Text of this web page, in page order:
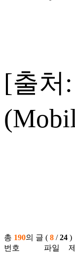
[출처
총 190의 글 ( 8 /24 )
번호
파일